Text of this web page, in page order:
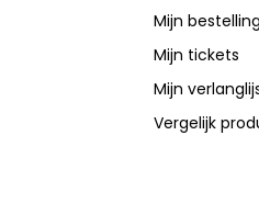
Mijn
Mijn tickets
Mijn
Vergelijk